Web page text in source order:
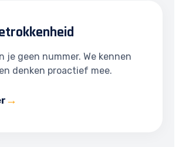
je geen nummer. We kennen
denken proactief mee.